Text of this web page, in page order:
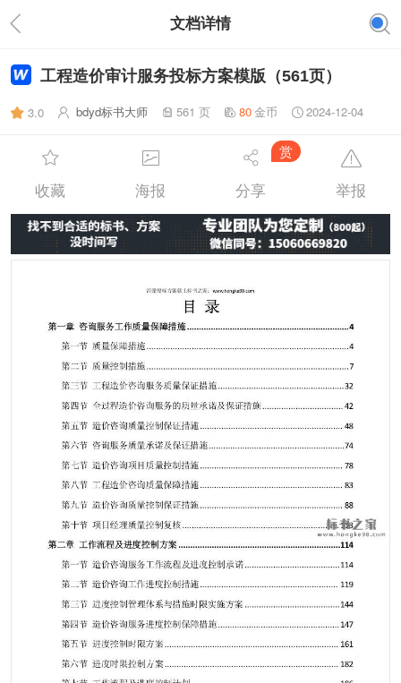
文档详情
工程造价审计服务投标方案模版（561页）
3.0 bdyd标书大师 561 页 80金币 2024-12-04
收藏 海报 分享
赏
举报